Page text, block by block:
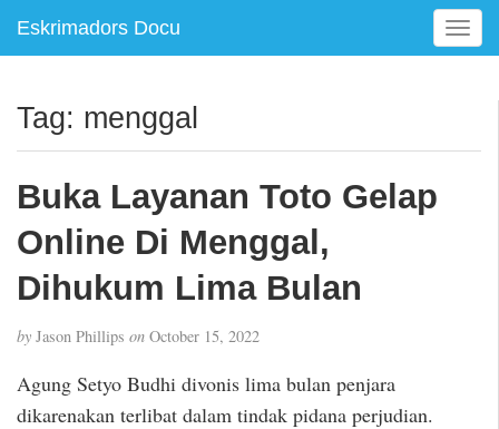
Eskrimadors Docu
T
o
e
Tag: menggal
Buka Layanan Toto Gelap
Online Di Menggal,
Dihukum Lima Bulan
by Jason Phillips on October 15, 2022
Agung Setyo Budhi divonis lima bulan penjara
dikarenakan terlibat dalam tindak pidana perjudian.